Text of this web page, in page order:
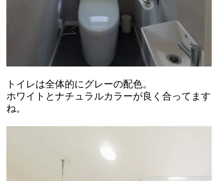
トイレは全体的にグレーの配色。
ホワイトとナチュラルカラーが良く合ってます
ね。